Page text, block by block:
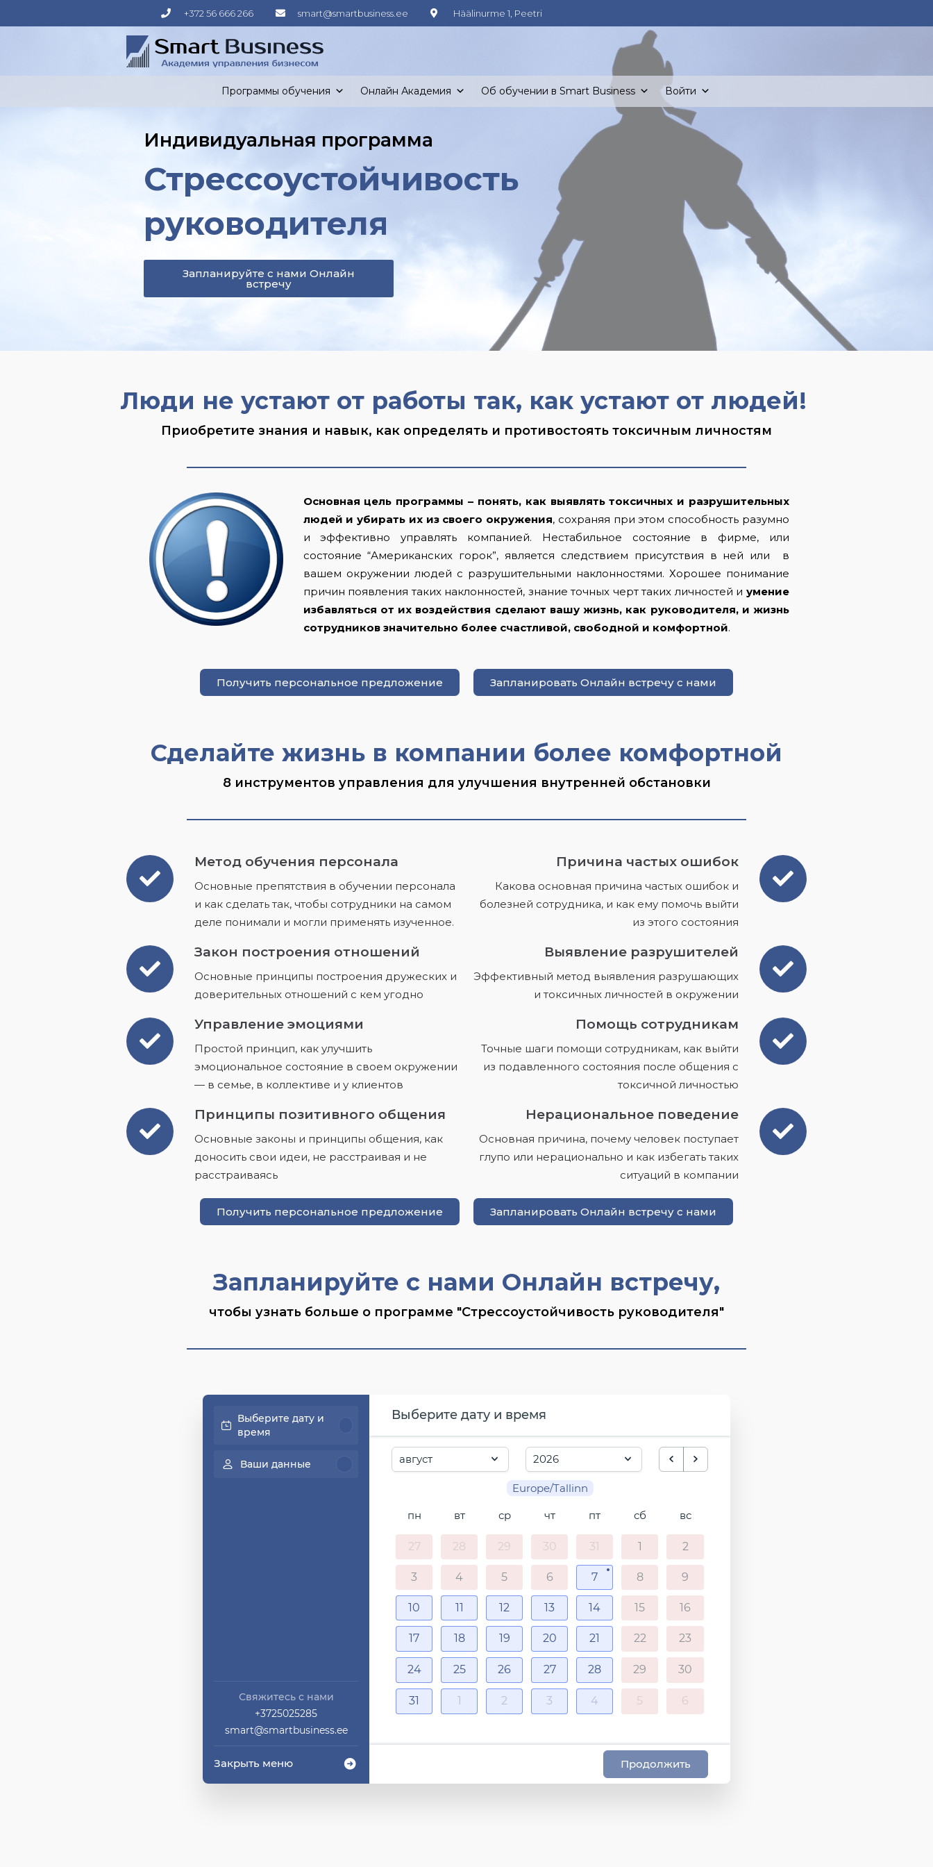
к
+372 56 666 266 smart@smartbusiness.ee Häälinurme 1, Peetri
Программы обучения Онлайн Академия Об обучении в Smart Business Войти
Индивидуальная программа
Стрессоустойчивость
руководителя
Запланируйте с нами Онлайн
встречу
Люди не устают от работы так, как устают от людей!
Приобретите знания и навык, как определять и противостоять токсичным личностям
Основная цель программы – понять, как выявлять токсичных и разрушительных
людей и убирать их из своего окружения, сохраняя при этом способность разумно
и эффективно управлять компанией. Нестабильное состояние в фирме, или
состояние “Американских горок”, является следствием присутствия в ней или в
вашем окружении людей с разрушительными наклонностями. Хорошее понимание
причин появления таких наклонностей, знание точных черт таких личностей и умение
избавляться от их воздействия сделают вашу жизнь, как руководителя, и жизнь
сотрудников значительно более счастливой, свободной и комфортной.
Получить персональное предложение Запланировать Онлайн встречу с нами
Сделайте жизнь в компании более комфортной
8 инструментов управления для улучшения внутренней обстановки
Метод обучения персонала
Основные препятствия в обучении персонала
и как сделать так, чтобы сотрудники на самом
деле понимали и могли применять изученное.
Закон построения отношений
Основные принципы построения дружеских и
доверительных отношений с кем угодно
Управление эмоциями
Простой принцип, как улучшить
эмоциональное состояние в своем окружении
— в семье, в коллективе и у клиентов
Принципы позитивного общения
Основные законы и принципы общения, как
доносить свои идеи, не расстраивая и не
расстраиваясь
Причина частых ошибок
Какова основная причина частых ошибок и
болезней сотрудника, и как ему помочь выйти
из этого состояния
Выявление разрушителей
Эффективный метод выявления разрушающих
и токсичных личностей в окружении
Помощь сотрудникам
Точные шаги помощи сотрудникам, как выйти
из подавленного состояния после общения с
токсичной личностью
Нерациональное поведение
Основная причина, почему человек поступает
глупо или нерационально и как избегать таких
ситуаций в компании
Получить персональное предложение Запланировать Онлайн встречу с нами
Запланируйте с нами Онлайн встречу,
чтобы узнать больше о программе "Стрессоустойчивость руководителя"
Выберите дату и
время
Ваши данные
Свяжитесь с нами
+3725025285
smart@smartbusiness.ee
Закрыть меню
Выберите дату и время
Europe/Tallinn
пн вт ср чт пт сб вс
27 28 29 30 31 1 2
3 4 5 6 7 8 9
10 11 12 13 14 15 16
17 18 19 20 21 22 23
24 25 26 27 28 29 30
31 1 2 3 4 5 6
Продолжить